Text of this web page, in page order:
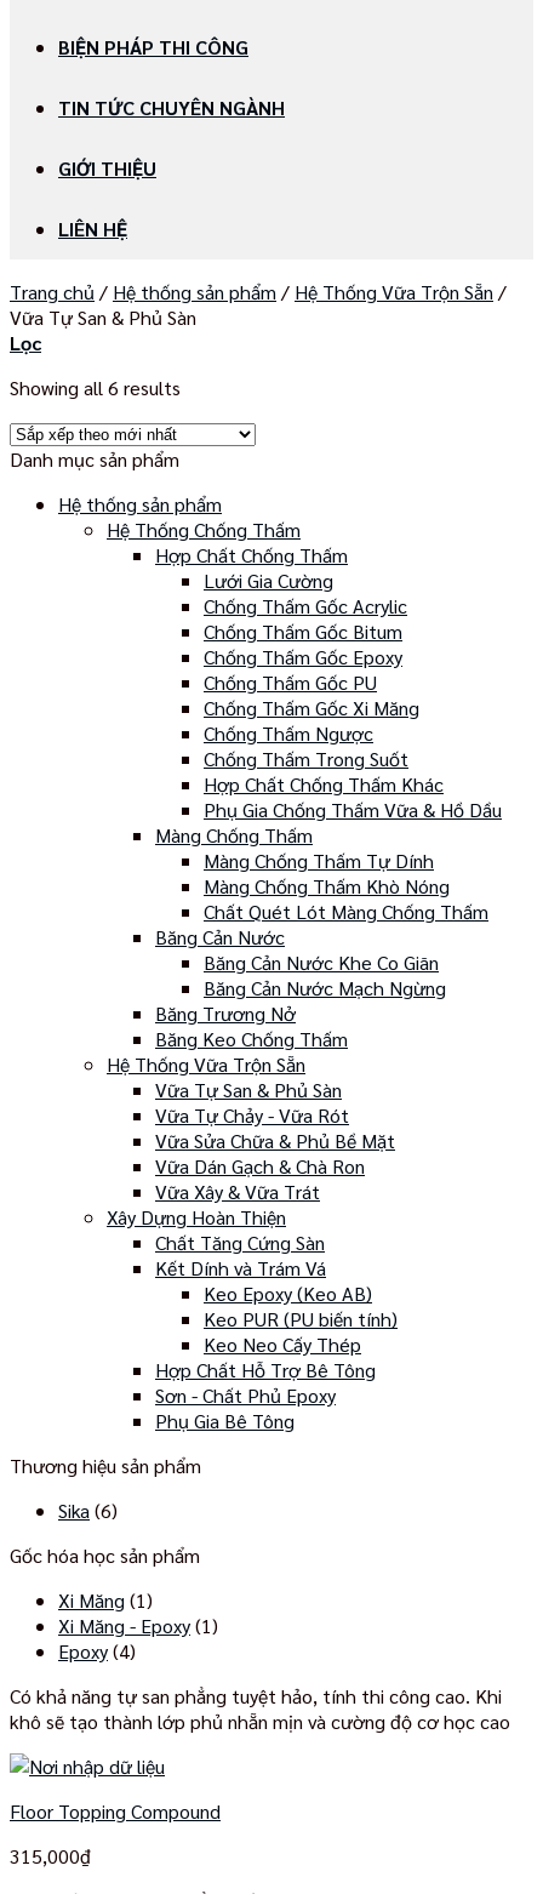
BIỆN PHÁP THI CÔNG
TIN TỨC CHUYÊN NGÀNH
GIỚI THIỆU
LIÊN HỆ
Trang chủ / Hệ thống sản phẩm / Hệ Thống Vữa Trộn Sẵn /
Vữa Tự San & Phủ Sàn
Lọc
Showing all 6 results
Danh mục sản phẩm
Hệ thống sản phẩm
Hệ Thống Chống Thấm
Hợp Chất Chống Thấm
Lưới Gia Cường
Chống Thấm Gốc Acrylic
Chống Thấm Gốc Bitum
Chống Thấm Gốc Epoxy
Chống Thấm Gốc PU
Chống Thấm Gốc Xi Măng
Chống Thấm Ngược
Chống Thấm Trong Suốt
Hợp Chất Chống Thấm Khác
Phụ Gia Chống Thấm Vữa & Hồ Dầu
Màng Chống Thấm
Màng Chống Thấm Tự Dính
Màng Chống Thấm Khò Nóng
Chất Quét Lót Màng Chống Thấm
Băng Cản Nước
Băng Cản Nước Khe Co Giãn
Băng Cản Nước Mạch Ngừng
Băng Trương Nở
Băng Keo Chống Thấm
Hệ Thống Vữa Trộn Sẵn
Vữa Tự San & Phủ Sàn
Vữa Tự Chảy - Vữa Rót
Vữa Sửa Chữa & Phủ Bề Mặt
Vữa Dán Gạch & Chà Ron
Vữa Xây & Vữa Trát
Xây Dựng Hoàn Thiện
Chất Tăng Cứng Sàn
Kết Dính và Trám Vá
Keo Epoxy (Keo AB)
Keo PUR (PU biến tính)
Keo Neo Cấy Thép
Hợp Chất Hỗ Trợ Bê Tông
Sơn - Chất Phủ Epoxy
Phụ Gia Bê Tông
Thương hiệu sản phẩm
Sika (6)
Gốc hóa học sản phẩm
Xi Măng (1)
Xi Măng - Epoxy(1)
Epoxy(4)
Có khả năng tự san phẳng tuyệt hảo, tính thi công cao. Khi
khô sẽ tạo thành lớp phủ nhẵn mịn và cường độ cơ học cao
Floor Topping Compound
315,000₫